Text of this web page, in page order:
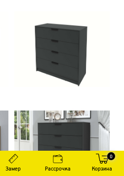
Замер Рассрочка
0
Корзина